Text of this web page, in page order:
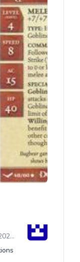
Dernière connexion : 06/08/2026 14:14